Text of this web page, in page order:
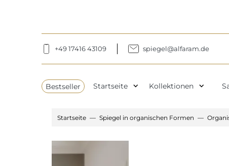
+49 17416 43109 spiegel@alfaram.de
Bestseller Startseite expand_more Kollektionen expand_more
Startseite Spiegel in organischen Formen